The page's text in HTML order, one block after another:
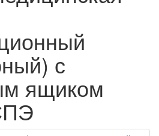
с
ящиком